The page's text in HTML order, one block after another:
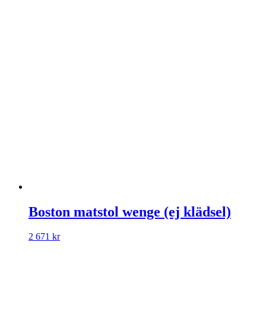
Boston matstol wenge (ej klädsel)
2 671 kr